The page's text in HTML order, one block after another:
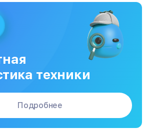
техники
Подробнее